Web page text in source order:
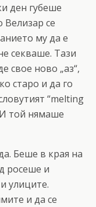
ден губеше
Велизар се
му да е
секваше. Тази
свое ново „аз“,
старо и да го
“melting
той нямаше
Беше в края на
росеше и
улиците.
и да се